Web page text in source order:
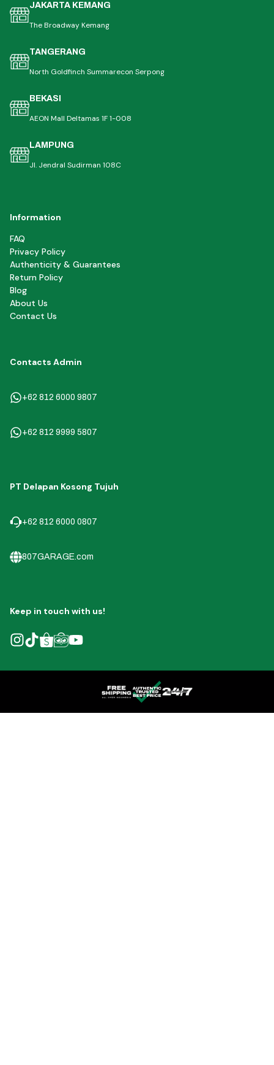
JAKARTA KEMANG
The Broadway Kemang
TANGERANG
North Goldfinch Summarecon Serpong
BEKASI
AEON Mall Deltamas 1F 1-008
LAMPUNG
Jl. Jendral Sudirman 108C
Information
FAQ
Privacy Policy
Authenticity & Guarantees
Return Policy
Blog
About Us
Contact Us
Contacts Admin
+62 812 6000 9807
+62 812 9999 5807
PT Delapan Kosong Tujuh
+62 812 6000 0807
807GARAGE.com
Keep in touch with us!